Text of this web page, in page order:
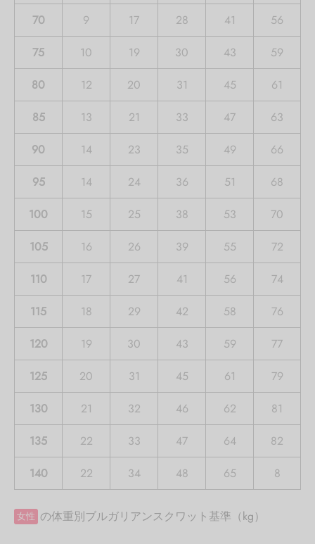
70 9 17 28 41
56
75
10 19 30 43
59
80
12 20 31 45
61
85
13 21 33 47
63
90
14 23 35 49
66
95
14 24 36 51
68
100
15 25 38 53
70
105
16 26 39 55
72
110
17 27 41 56
74
115
18 29 42 58
76
120
19 30 43 59
77
125
20 31 45 61
79
130
21 32 46 62
81
135
22 33 47 64
82
140
22 34 48 65 8
女性 の体重別ブルガリアンスクワット基準（kg）